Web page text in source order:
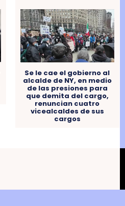
Se le cae el gobierno al
alcalde de NY, en medio
de las presiones para
que demita del cargo,
renuncian cuatro
vicealcaldes de sus
cargos